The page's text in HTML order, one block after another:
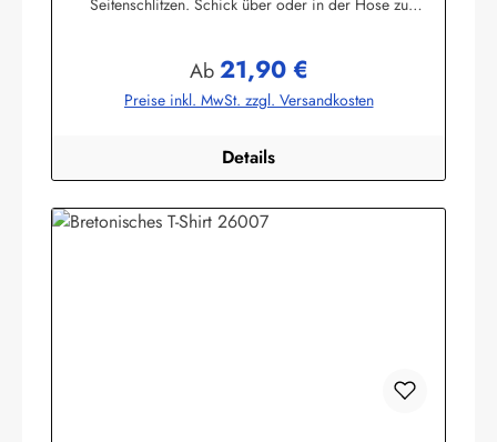
Seitenschlitzen. Schick über oder in der Hose zu
Farbtabelle:Herstellerinformationen:AS Bekleidungswerk
GmbHHeglitzer Str. 1226409 Wittmundinfo@modas-
bekleidung.de
Regulärer Preis:
Ab21,90 €
Preise inkl. MwSt. zzgl. Versandkosten
Details